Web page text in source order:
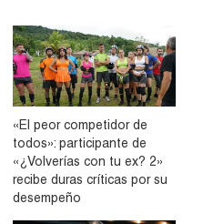
«El peor competidor de
todos»: participante de
«¿Volverías con tu ex? 2»
recibe duras críticas por su
desempeño